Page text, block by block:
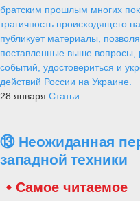
братским прошлым многих
трагичность происходящего
публикует материалы,
поставленные выше вопросы,
событий, удостовериться и
действий России на Украине.
28 января Статьи
⑬ Неожиданная
западной техники
Самое читаемое